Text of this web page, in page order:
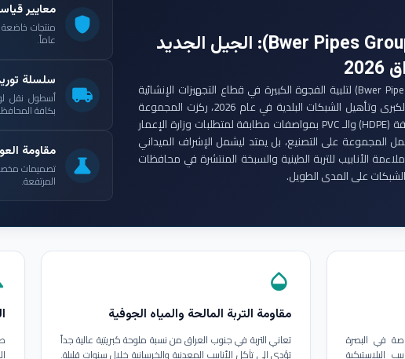
: الجيل الجديد
تأسست مجموعة أنابيب بوير (Bwer Pipes Group) لتلبية الفجوة الكبيرة في قطاع التجهيزات الإنشائية
العراقي. ومع انطلاق مشاريع الإعمار الكبرى وتأهيل الشبكات البلدية في عام 2026، ركزت المجموعة
على إنتاج أنابيب البولي إيثيلين عالي الكثافة (HDPE) والـ PVC بمواصفات مطابقة لمتطلبات وزارة الإعمار
المجموعة على التصنيع، بل يمتد ليشمل الإشراف الميداني
الأنابيب للتربة الطينية والسبخة المنتشرة في محافظات
على المدى الطويل.
shield
معايير
عاماً.
local_shipping
سلسلة
أسطول نقل
بكافة
science
مقاومة
تصميمات
المرتفعة.
في البصرة
البلاستيكية
opacity
مقاومة التربة المالحة والمياه الجوفية
تعاني التربة في جنوب العراق من نسبة ملوحة كبريتية عالية جداً
تؤدي إلى تآكل الأنابيب المعدنية والخرسانية خلال سنوات قليلة.